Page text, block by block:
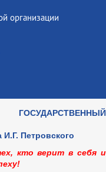
организации
И.Г. Петровского
кто верит в себя и